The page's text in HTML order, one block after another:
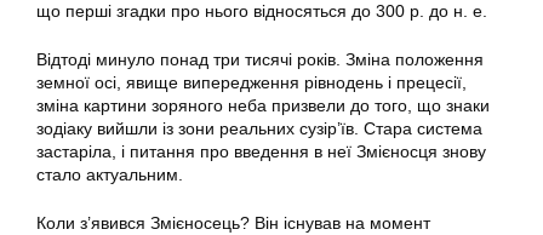
що перші згадки про нього відносяться до 300 р. до н. е.
Відтоді минуло понад три тисячі років. Зміна положення
земної осі, явище випередження рівнодень і прецесії,
зміна картини зоряного неба призвели до того, що знаки
зодіаку вийшли із зони реальних сузір’їв. Стара система
застаріла, і питання про введення в неї Змієносця знову
стало актуальним.
Коли з’явився Змієносець? Він існував на момент